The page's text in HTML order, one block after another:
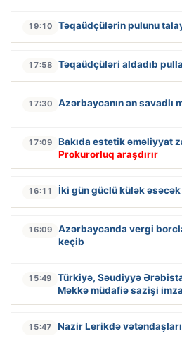
19:10 Təqaüdçülərin pulunu
17:58 Təqaüdçüləri aldadıb
17:30 Azərbaycanın ən savadlı
17:09 Bakıda estetik əməliyyat
Prokurorluq araşdırır
16:11 İki gün güclü külək əsəcək
16:09
Azərbaycanda vergi
keçib
15:49
Türkiyə, Səudiyyə
Məkkə müdafiə sazişi
15:47 Nazir Lerikdə